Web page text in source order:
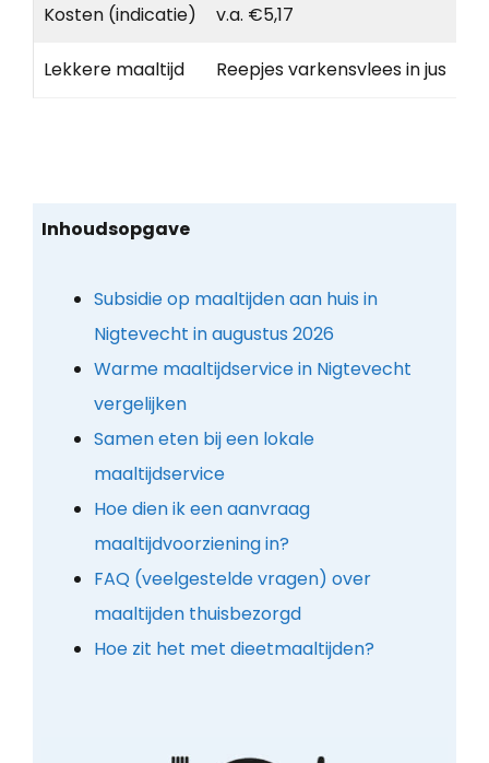
Kosten (indicatie) v.a. €5,17
Lekkere maaltijd Reepjes varkensvlees in jus
Inhoudsopgave
Subsidie op maaltijden aan huis in
Nigtevecht in augustus 2026
Warme maaltijdservice in Nigtevecht
vergelijken
Samen eten bij een lokale
maaltijdservice
Hoe dien ik een aanvraag
maaltijdvoorziening in?
FAQ (veelgestelde vragen) over
maaltijden thuisbezorgd
Hoe zit het met dieetmaaltijden?